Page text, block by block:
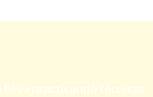
lleva practicando técnicas